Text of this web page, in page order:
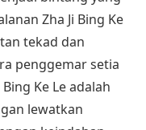
Zha Ji Bing Ke
tekad dan
penggemar setia
Ke Le adalah
lewatkan